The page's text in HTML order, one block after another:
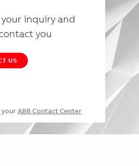
inquiry and
you
US
ABB Contact Center